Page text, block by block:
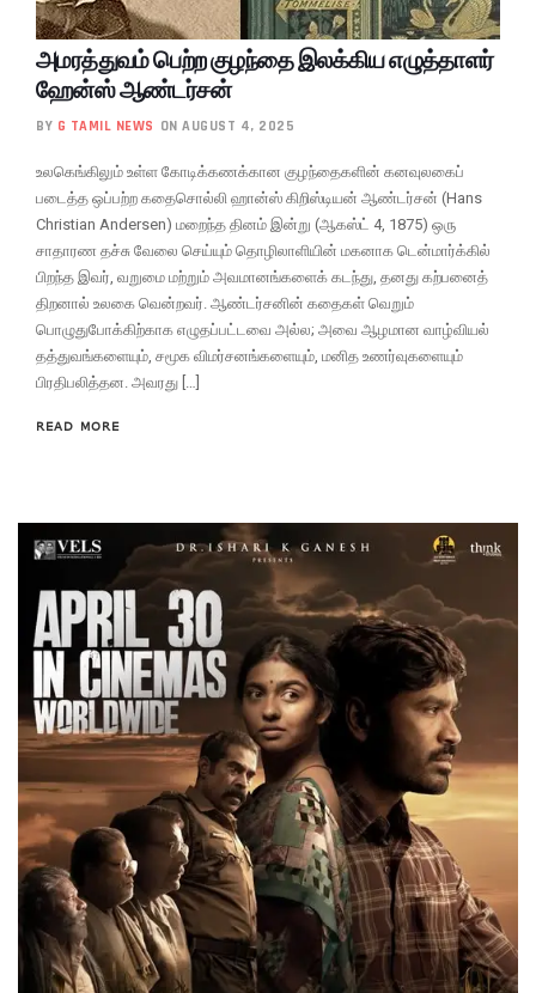
அமரத்துவம் பெற்ற குழந்தை இலக்கிய எழுத்தாளர்
ஹேன்ஸ் ஆண்டர்சன்
BY G TAMIL NEWS ON AUGUST 4, 2025
உலகெங்கிலும் உள்ள கோடிக்கணக்கான குழந்தைகளின் கனவுலகைப்
படைத்த ஒப்பற்ற கதைசொல்லி ஹான்ஸ் கிறிஸ்டியன் ஆண்டர்சன் (Hans
Christian Andersen) மறைந்த தினம் இன்று (ஆகஸ்ட் 4, 1875) ஒரு
சாதாரண தச்சு வேலை செய்யும் தொழிலாளியின் மகனாக டென்மார்க்கில்
பிறந்த இவர், வறுமை மற்றும் அவமானங்களைக் கடந்து, தனது கற்பனைத்
திறனால் உலகை வென்றவர். ஆண்டர்சனின் கதைகள் வெறும்
பொழுதுபோக்கிற்காக எழுதப்பட்டவை அல்ல; அவை ஆழமான வாழ்வியல்
தத்துவங்களையும், சமூக விமர்சனங்களையும், மனித உணர்வுகளையும்
பிரதிபலித்தன. அவரது […]
READ MORE